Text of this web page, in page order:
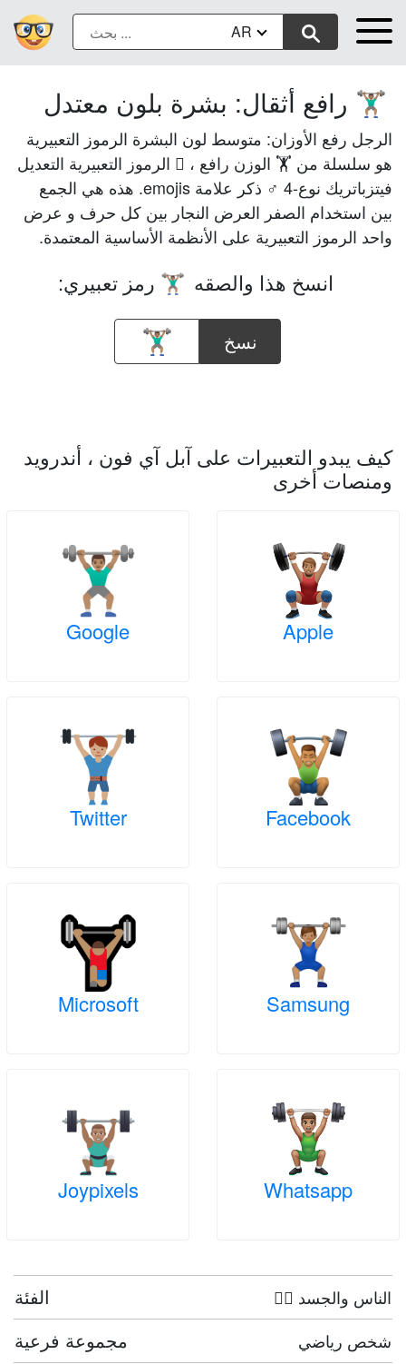
AR
🏋🏽‍♂️ رافع أثقال: بشرة بلون معتدل
الرجل رفع الأوزان: متوسط لون البشرة الرموز التعبيرية
هو سلسلة من 🏋 الوزن رافع ، 🏽 الرموز التعبيرية التعديل
فيتزباتريك نوع-4 ♂ ذكر علامة emojis. هذه هي الجمع
بين استخدام الصفر العرض النجار بين كل حرف و عرض
واحد الرموز التعبيرية على الأنظمة الأساسية المعتمدة.
انسخ هذا والصقه 🏋🏽‍♂️ رمز تعبيري:
نسخ
كيف يبدو التعبيرات على آبل آي فون ، أندرويد
ومنصات أخرى
Apple
Google
Facebook
Twitter
Samsung
Microsoft
Whatsapp
Joypixels
الفئة 🤦‍♀️ الناس والجسد
مجموعة فرعية شخص رياضي